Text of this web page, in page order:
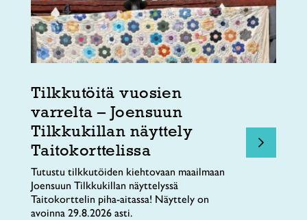
Tilkkutöitä vuosien
varrelta – Joensuun
Tilkkukillan näyttely
Taitokorttelissa
Tutustu tilkkutöiden kiehtovaan maailmaan
Joensuun Tilkkukillan näyttelyssä
Taitokorttelin piha-aitassa! Näyttely on
avoinna 29.8.2026 asti.